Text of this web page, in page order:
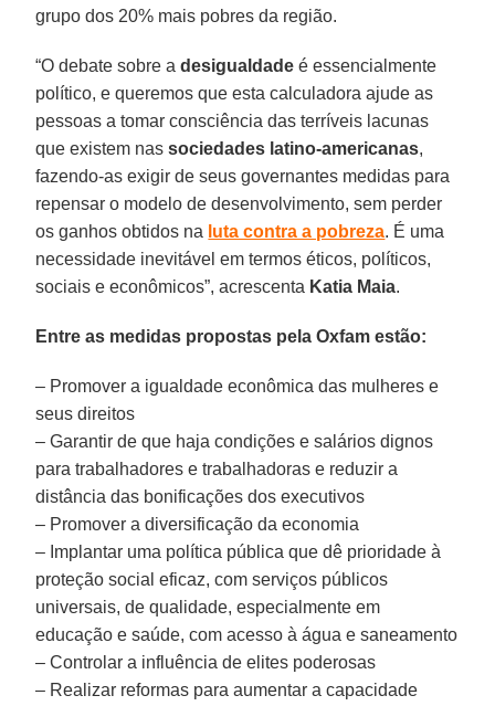
grupo dos 20% mais pobres da região.
“O debate sobre adesigualdade é essencialmente
político, e queremos que esta calculadora ajude as
pessoas a tomar consciência das terríveis lacunas
que existem nassociedades latino-americanas,
fazendo-as exigir de seus governantes medidas para
repensar o modelo de desenvolvimento, sem perder
os ganhos obtidos na luta contra a pobreza. É uma
necessidade inevitável em termos éticos, políticos,
sociais e econômicos”, acrescenta Katia Maia.
Entre as medidas propostas pela Oxfam estão:
– Promover a igualdade econômica das mulheres e
seus direitos
– Garantir de que haja condições e salários dignos
para trabalhadores e trabalhadoras e reduzir a
distância das bonificações dos executivos
– Promover a diversificação da economia
– Implantar uma política pública que dê prioridade à
proteção social eficaz, com serviços públicos
universais, de qualidade, especialmente em
educação e saúde, com acesso à água e saneamento
– Controlar a influência de elites poderosas
– Realizar reformas para aumentar a capacidade